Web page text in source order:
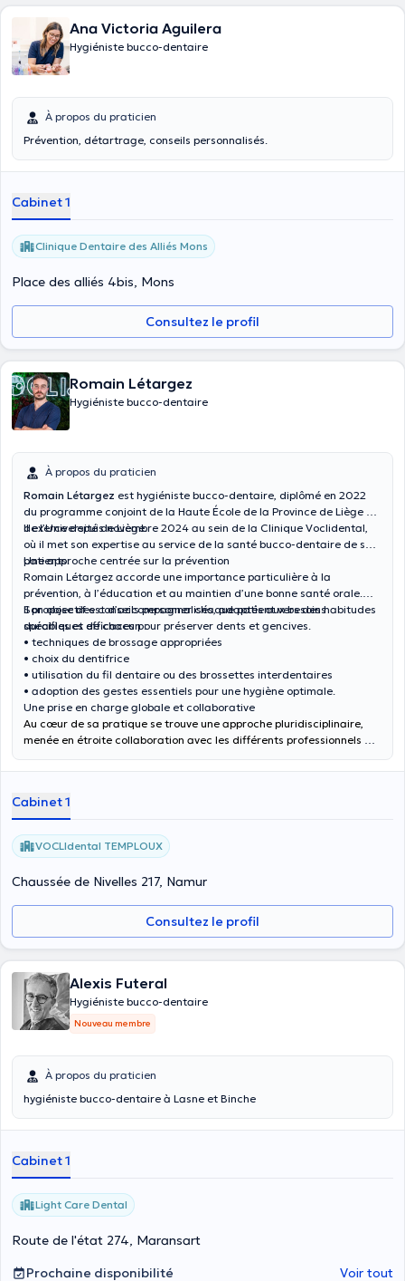
Ana Victoria Aguilera
Hygiéniste bucco-dentaire
À propos du praticien
Prévention, détartrage, conseils personnalisés.
Cabinet 1
Clinique Dentaire des Alliés Mons
Place des alliés 4bis, Mons
Consultez le profil
Romain Létargez
Hygiéniste bucco-dentaire
À propos du praticien
Romain Létargez est hygiéniste bucco-dentaire, diplômé en 2022
du programme conjoint de la Haute École de la Province de Liège et
de l’Université de Liège.
Il exerce depuis novembre 2024 au sein de la Clinique Voclidental,
où il met son expertise au service de la santé bucco-dentaire de ses
patients.
Une approche centrée sur la prévention
Romain Létargez accorde une importance particulière à la
prévention, à l’éducation et au maintien d’une bonne santé orale.
Son objectif est d’accompagner chaque patient vers des habitudes
durables et efficaces pour préserver dents et gencives.
Il propose des conseils personnalisés, adaptés aux besoins
spécifiques de chacun :
• techniques de brossage appropriées
• choix du dentifrice
• utilisation du fil dentaire ou des brossettes interdentaires
• adoption des gestes essentiels pour une hygiène optimale.
Une prise en charge globale et collaborative
Au cœur de sa pratique se trouve une approche pluridisciplinaire,
menée en étroite collaboration avec les différents professionnels de
complète et de garantir le meilleur intérêt pour chaque patient.
Cabinet 1
VOCLIdental TEMPLOUX
Chaussée de Nivelles 217, Namur
Consultez le profil
Alexis Futeral
Hygiéniste bucco-dentaire
Nouveau membre
À propos du praticien
hygiéniste bucco-dentaire à Lasne et Binche
Cabinet 1
Light Care Dental
Route de l'état 274, Maransart
Prochaine disponibilité
Voir tout